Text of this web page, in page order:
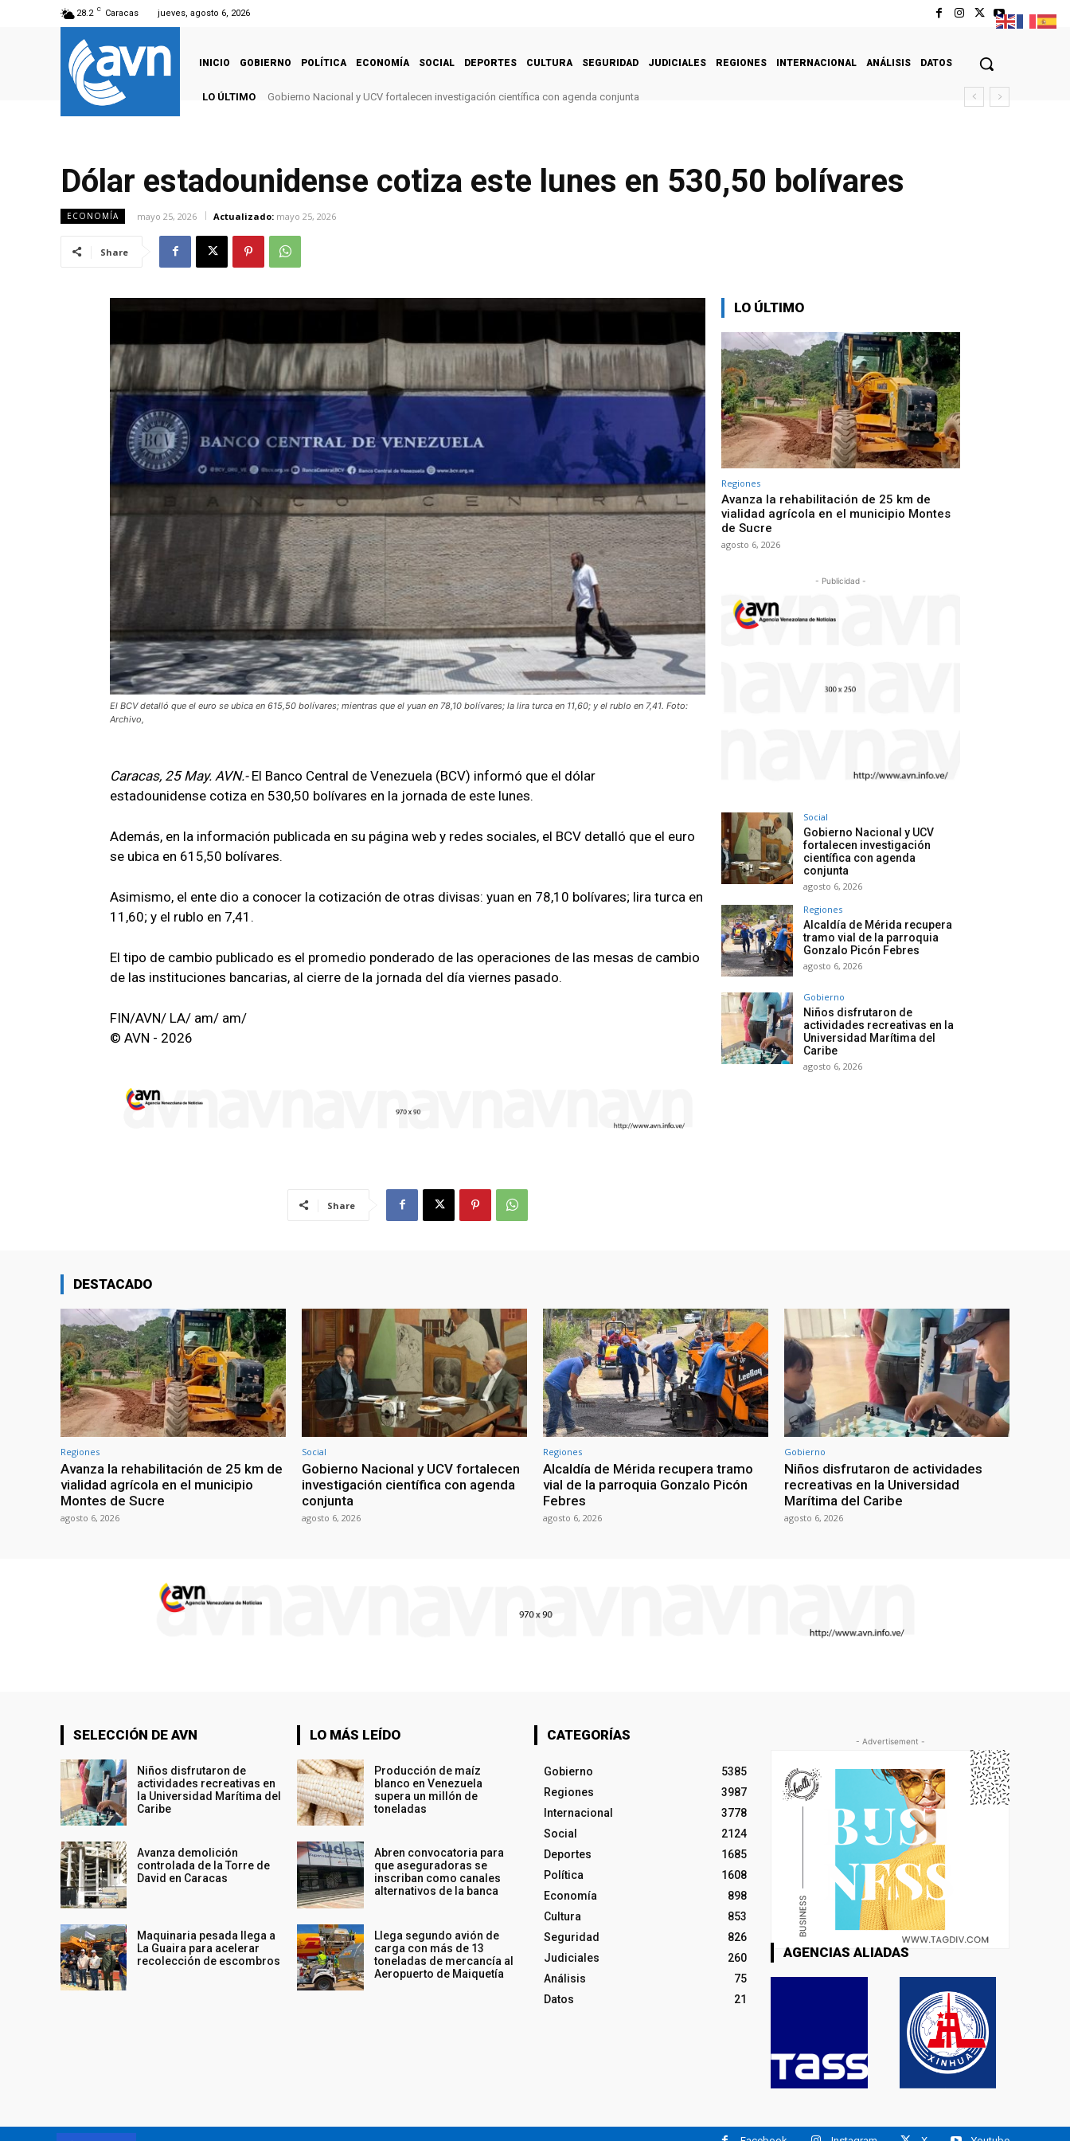
28.2 C Caracas jueves, agosto 6, 2026
INICIO GOBIERNO POLÍTICA ECONOMÍA SOCIAL DEPORTES CULTURA SEGURIDAD JUDICIALES REGIONES INTERNACIONAL ANÁLISIS DATOS
LO ÚLTIMO Gobierno Nacional y UCV fortalecen investigación científica con agenda conjunta
Dólar estadounidense cotiza este lunes en 530,50 bolívares
ECONOMÍA mayo 25, 2026 Actualizado: mayo 25, 2026
Share
El BCV detalló que el euro se ubica en 615,50 bolívares; mientras que el yuan en 78,10 bolívares; la lira turca en 11,60; y el rublo en 7,41. Foto:
Archivo,
Caracas, 25 May. AVN.- El Banco Central de Venezuela (BCV) informó que el dólar
estadounidense cotiza en 530,50 bolívares en la jornada de este lunes.
Además, en la información publicada en su página web y redes sociales, el BCV detalló que el euro
se ubica en 615,50 bolívares.
Asimismo, el ente dio a conocer la cotización de otras divisas: yuan en 78,10 bolívares; lira turca en
11,60; y el rublo en 7,41.
El tipo de cambio publicado es el promedio ponderado de las operaciones de las mesas de cambio
de las instituciones bancarias, al cierre de la jornada del día viernes pasado.
FIN/AVN/ LA/ am/ am/
© AVN - 2026
Share
LO ÚLTIMO
Regiones
Avanza la rehabilitación de 25 km de
vialidad agrícola en el municipio Montes
de Sucre
agosto 6, 2026
- Publicidad -
Social
Gobierno Nacional y UCV
fortalecen investigación
científica con agenda
conjunta
agosto 6, 2026
Regiones
Alcaldía de Mérida recupera
tramo vial de la parroquia
Gonzalo Picón Febres
agosto 6, 2026
Gobierno
Niños disfrutaron de
actividades recreativas en la
Universidad Marítima del
Caribe
agosto 6, 2026
DESTACADO
Regiones
Avanza la rehabilitación de 25 km de
vialidad agrícola en el municipio
Montes de Sucre
agosto 6, 2026
Social
Gobierno Nacional y UCV fortalecen
investigación científica con agenda
conjunta
agosto 6, 2026
Regiones
Alcaldía de Mérida recupera tramo
vial de la parroquia Gonzalo Picón
Febres
agosto 6, 2026
Gobierno
Niños disfrutaron de actividades
recreativas en la Universidad
Marítima del Caribe
agosto 6, 2026
SELECCIÓN DE AVN
Niños disfrutaron de
actividades recreativas en
la Universidad Marítima del
Caribe
Avanza demolición
controlada de la Torre de
David en Caracas
Maquinaria pesada llega a
La Guaira para acelerar
recolección de escombros
LO MÁS LEÍDO
Producción de maíz
blanco en Venezuela
supera un millón de
toneladas
Abren convocatoria para
que aseguradoras se
inscriban como canales
alternativos de la banca
Llega segundo avión de
carga con más de 13
toneladas de mercancía al
Aeropuerto de Maiquetía
CATEGORÍAS
Gobierno
5385
Regiones
3987
Internacional
3778
Social
2124
Deportes
1685
Política
1608
Economía
898
Cultura
853
Seguridad
826
Judiciales
260
Análisis
75
Datos
21
- Advertisement -
AGENCIAS ALIADAS